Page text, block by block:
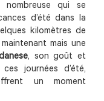
nombreuse qui se
d’été dans la
kilomètres de
mais une
, son goût et
journées d’été,
un moment